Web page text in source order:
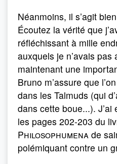
Néanmoins, il s’agit
Écoutez la vérité que
réfléchissant à mille
auxquels je n’avais pas
maintenant une
Bruno m’assure que
dans les Talmuds (qui
dans cette boue...).
les pages 202-203 du
Philosophumena de
polémiquant contre un